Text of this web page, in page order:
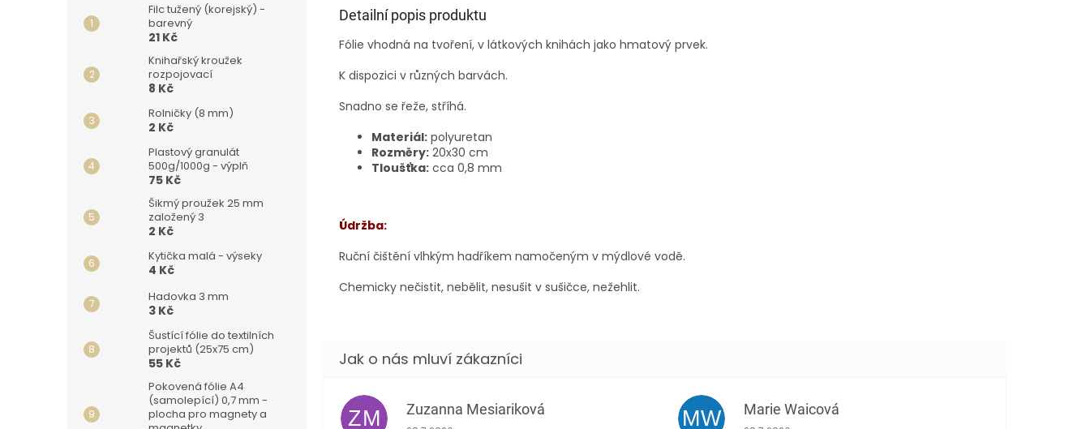
Filc tužený (korejský) -
barevný
21 Kč
Knihařský kroužek
rozpojovací
8 Kč
Rolničky (8 mm)
2 Kč
Plastový granulát
500g/1000g - výplň
75 Kč
Šikmý proužek 25 mm
založený 3
2 Kč
Kytička malá - výseky
4 Kč
Hadovka 3 mm
3 Kč
Šustící fólie do textilních
projektů (25x75 cm)
55 Kč
Pokovená fólie A4
(samolepící) 0,7 mm -
plocha pro magnety a
Detailní popis produktu
Fólie vhodná na tvoření, v látkových knihách jako hmatový prvek.
K dispozici v různých barvách.
Snadno se řeže, stříhá.
Materiál: polyuretan
Rozměry: 20x30 cm
Tloušťka: cca 0,8 mm
Údržba:
Ruční čištění vlhkým hadříkem namočeným v mýdlové vodě.
Chemicky nečistit, nebělit, nesušit v sušičce, nežehlit.
ZM Zuzanna Mesiariková MW Marie Waicová